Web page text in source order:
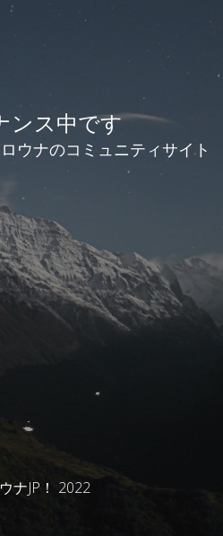
ンス中です
ウナのコミュニティサイト
ナJP！ 2022